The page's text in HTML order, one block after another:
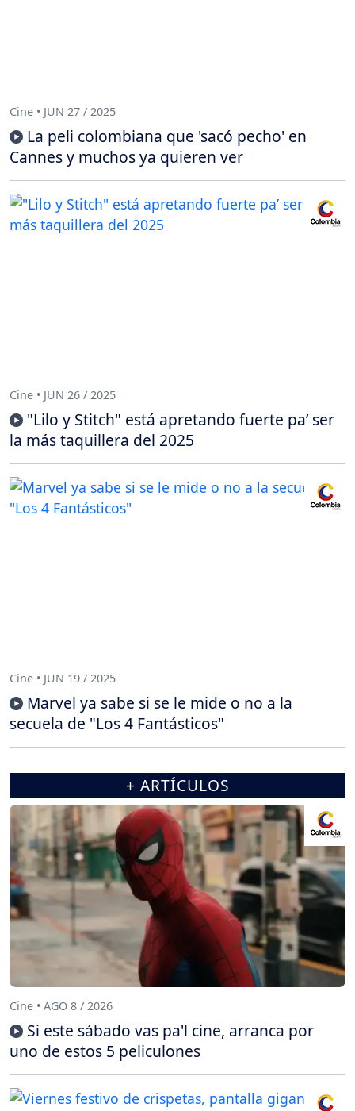
Cine • JUN 27 / 2025
La peli colombiana que 'sacó pecho' en
Cannes y muchos ya quieren ver
Cine • JUN 26 / 2025
"Lilo y Stitch" está apretando fuerte pa’ ser
la más taquillera del 2025
Cine • JUN 19 / 2025
Marvel ya sabe si se le mide o no a la
secuela de "Los 4 Fantásticos"
+ ARTÍCULOS
Cine • AGO 8 / 2026
Si este sábado vas pa'l cine, arranca por
uno de estos 5 peliculones